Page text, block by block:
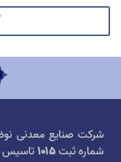
شرکت صنایع معدنی
شماره ثبت۱۰۱۵تاسیس